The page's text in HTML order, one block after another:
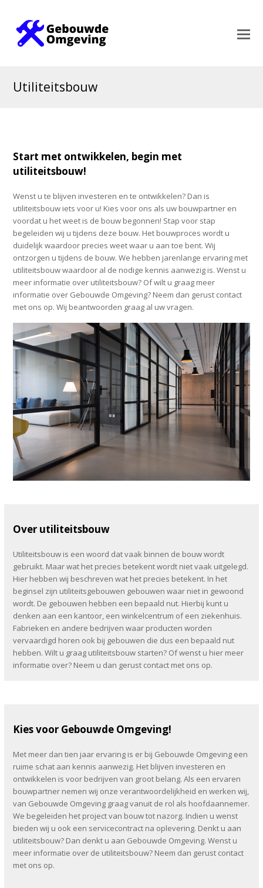
Utiliteitsbouw
Start met ontwikkelen, begin met
utiliteitsbouw!
Wenst u te blijven investeren en te ontwikkelen? Dan is
utiliteitsbouw iets voor u! Kies voor ons als uw bouwpartner en
voordat u het weet is de bouw begonnen! Stap voor stap
begeleiden wij u tijdens deze bouw. Het bouwproces wordt u
duidelijk waardoor precies weet waar u aan toe bent. Wij
ontzorgen u tijdens de bouw. We hebben jarenlange ervaring met
utiliteitsbouw waardoor al de nodige kennis aanwezig is. Wenst u
meer informatie over utiliteitsbouw? Of wilt u graag meer
informatie over Gebouwde Omgeving? Neem dan gerust contact
met ons op. Wij beantwoorden graag al uw vragen.
Over utiliteitsbouw
Utiliteitsbouw is een woord dat vaak binnen de bouw wordt
gebruikt. Maar wat het precies betekent wordt niet vaak uitgelegd.
Hier hebben wij beschreven wat het precies betekent. In het
beginsel zijn utiliteitsgebouwen gebouwen waar niet in gewoond
wordt. De gebouwen hebben een bepaald nut. Hierbij kunt u
denken aan een kantoor, een winkelcentrum of een ziekenhuis.
Fabrieken en andere bedrijven waar producten worden
vervaardigd horen ook bij gebouwen die dus een bepaald nut
hebben. Wilt u graag utiliteitsbouw starten? Of wenst u hier meer
informatie over? Neem u dan gerust contact met ons op.
Kies voor Gebouwde Omgeving!
Met meer dan tien jaar ervaring is er bij Gebouwde Omgeving een
ruime schat aan kennis aanwezig. Het blijven investeren en
ontwikkelen is voor bedrijven van groot belang. Als een ervaren
bouwpartner nemen wij onze verantwoordelijkheid en werken wij,
van Gebouwde Omgeving graag vanuit de rol als hoofdaannemer.
We begeleiden het project van bouw tot nazorg. Indien u wenst
bieden wij u ook een servicecontract na oplevering. Denkt u aan
utiliteitsbouw? Dan denkt u aan Gebouwde Omgeving. Wenst u
meer informatie over de utiliteitsbouw? Neem dan gerust contact
met ons op.